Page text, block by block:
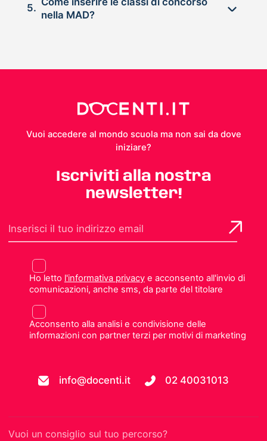
5.
nella MAD?
Vuoi accedere al mondo scuola ma non sai da dove
iniziare?
Iscriviti alla nostra
newsletter!
Ho letto l'informativa privacye acconsento all'invio di
comunicazioni, anche sms, da parte del titolare
Acconsento alla analisi e condivisione delle
informazioni con partner terzi per motivi di marketing
info@docenti.it 02 40031013
Vuoi un consiglio sul tuo percorso?